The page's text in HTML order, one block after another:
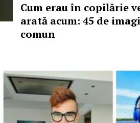
Cum erau în copilărie
arată acum: 45 de
comun